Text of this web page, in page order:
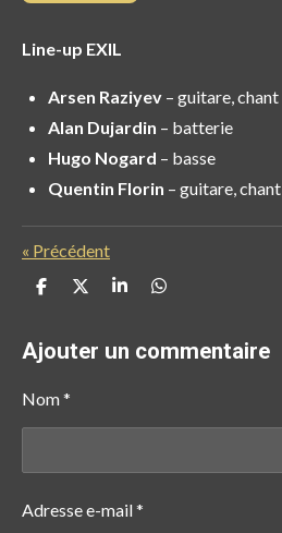
Line-up EXIL
Arsen Raziyev – guitare, chant
Alan Dujardin – batterie
Hugo Nogard – basse
Quentin Florin – guitare, chant
« Précédent
P
t
a
e
P
t
a
P
t
a
P
t
a
Ajouter un commentaire
Nom *
Adresse e-mail *